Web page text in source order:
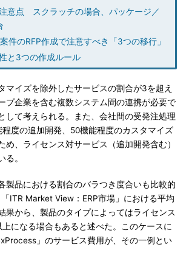
意点 スクラッチの場合、パッケージ／
件のRFP作成で注意すべき「3つの移行」
と3つの作成ルール
イズを除外したサービスの割合が3を超え
プ企業を含む複数システム間の連携が必要で
して考えられる。また、会社間の受発注処理
程度の追加開発、50機能程度のカスタマイズ
め、ライセンス対サービス（追加開発含む）
る。
製品における割合のバラつき度合いも比較的
ITR Market View：ERP市場」における平均
果から、製品のタイプによってはライセンス
になる場合もあると述べた。このケースに
」のサービス費用が、その一例とい